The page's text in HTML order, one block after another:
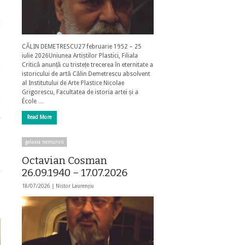
CĂLIN DEMETRESCU27 februarie 1952 – 25
iulie 2026Uniunea Artiștilor Plastici, Filiala
Critică anunță cu tristețe trecerea în eternitate a
istoricului de artă Călin Demetrescu absolvent
al Institutului de Arte Plastice Nicolae
Grigorescu, Facultatea de istoria artei și a
École …
Read More
galaxia nemuririi
Octavian Cosman
26.09.1940 – 17.07.2026
18/07/2026 | Nistor Laurențiu